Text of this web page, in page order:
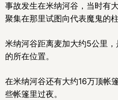
事故发生在米纳河谷，当时有
聚集在那里试图向代表魔鬼的
米纳河谷距离麦加大约5公里，
的所在位置。
在米纳河谷还有大约16万顶帐
些帐篷里过夜。